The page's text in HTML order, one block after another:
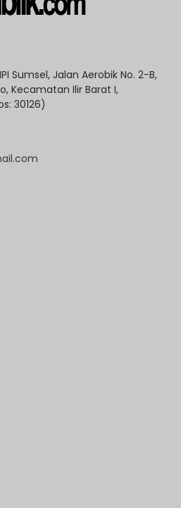
Sumsel, Jalan Aerobik No. 2-B,
Kecamatan Ilir Barat I,
30126)